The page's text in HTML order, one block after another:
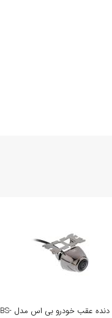
دوربین دنده عقب خودرو بی اس مدل BS-